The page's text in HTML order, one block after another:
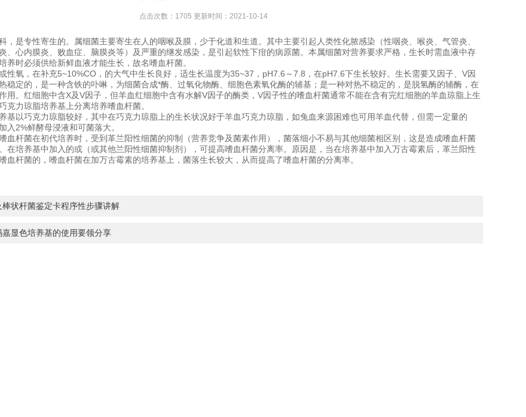
点击次数：1705 更新时间：2021-10-14
，是专性寄生的。属细菌主要寄生在人的咽喉及膜，少于化道和生道。其中主要引起人类性化脓感染（性咽炎、喉炎、气管炎、
、心内膜炎、败血症、脑膜炎等）及严重的继发感染，是引起软性下疳的病原菌。本属细菌对营养要求严格，生长时需血液中存
养时必须供给新鲜血液才能生长，故名嗜血杆菌。
氧，在补充5~10%CO，的大气中生长良好，适生长温度为35~37，pH7.6～7.8，在pH7.6下生长较好。生长需要又因子、V因
稳定的，是一种含铁的卟啉，为细菌合成*酶、过氧化物酶、细胞色素氧化酶的辅基；是一种对热不稳定的，是脱氢酶的辅酶，在
用。红细胞中含X及V因子，但羊血红细胞中含有水解V因子的酶类，V因子性的嗜血杆菌通常不能在含有完红细胞的羊血琼脂上生
克力琼脂培养基上分离培养嗜血杆菌。
基以巧克力琼脂较好，其中在巧克力琼脂上的生长状况好于羊血巧克力琼脂，如兔血来源困难也可用羊血代替，但需一定量的
入2%鲜酵母浸液和可菌落大。
杆菌在初代培养时，受到革兰阳性细菌的抑制（营养竞争及菌素作用），菌落细小不易与其他细菌相区别，这是造成嗜血杆菌
在培养基中加入的或（或其他兰阳性细菌抑制剂），可提高嗜血杆菌分离率。原因是，当在培养基中加入万古霉素后，革兰阳性
血杆菌的，嗜血杆菌在加万古霉素的培养基上，菌落生长较大，从而提高了嗜血杆菌的分离率。
棒状杆菌鉴定卡程序性步骤讲解
嘉显色培养基的使用要领分享